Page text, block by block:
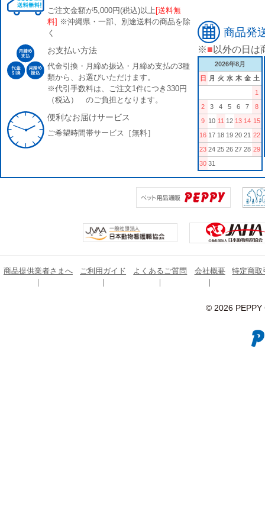
ご注文金額が5,000円(税込)以上 [送料無
料] ※沖縄県・一部、別途送料の商品を除
く
お支払い方法
代金引換・月締め振込・月締め支払の3種
類から、お選びいただけます。
※代引手数料は、ご注文1件につき330円
（税込） のご負担となります。
便利なお届けサービス
ご希望時間帯サービス［無料］
商品発
※■ 以外の日は
2026年8月
日
月 火 水 木 金 土
1
2
3 4 5 6 7
8
9 10 11 12 13 14 15
16 17 18 19 20 21 22
23 24 25 26 27 28 29
30 31
商品提供業者さまへ ご利用ガイド よくあるご質問 会社概要 特定商取
© 2026 PEPPY